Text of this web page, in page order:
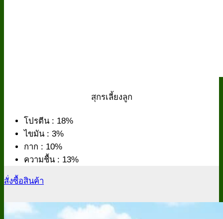
สุกรเลี้ยงลูก
โปรตีน : 18%
ไขมัน : 3%
กาก : 10%
ความชื้น : 13%
สั่งซื้อสินค้า